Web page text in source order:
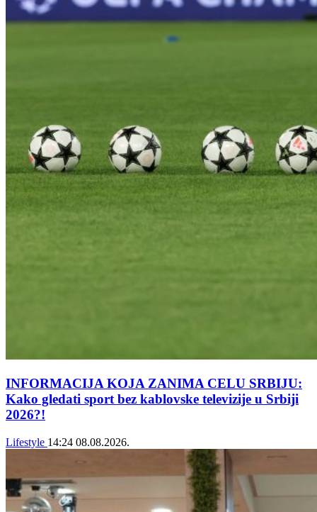
INFORMACIJA KOJA ZANIMA CELU SRBIJU:
Kako gledati sport bez kablovske televizije u Srbiji
2026?!
Lifestyle 14:24 08.08.2026.